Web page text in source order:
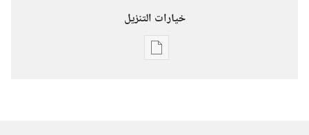
خيارات التنزيل
خيارات